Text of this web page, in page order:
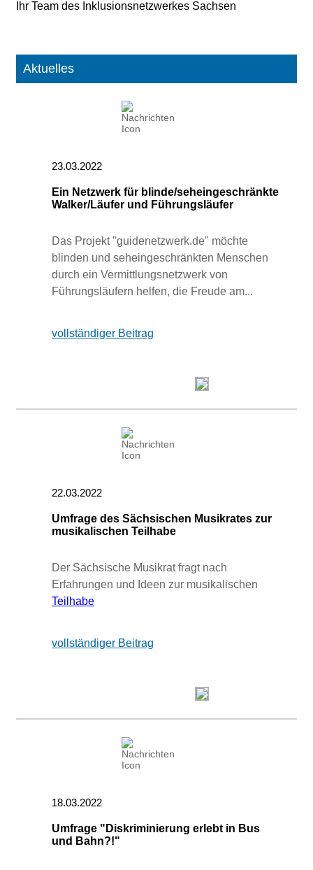
Ihr Team des Inklusionsnetzwerkes Sachsen
Aktuelles
23.03.2022
Ein Netzwerk für blinde/seheingeschränkte
Walker/Läufer und Führungsläufer
Das Projekt "guidenetzwerk.de" möchte
blinden und seheingeschränkten Menschen
durch ein Vermittlungsnetzwerk von
Führungsläufern helfen, die Freude am...
vollständiger Beitrag
22.03.2022
Umfrage des Sächsischen Musikrates zur
musikalischen Teilhabe
Der Sächsische Musikrat fragt nach
Erfahrungen und Ideen zur musikalischen
Teilhabe
vollständiger Beitrag
18.03.2022
Umfrage "Diskriminierung erlebt in Bus
und Bahn?!"